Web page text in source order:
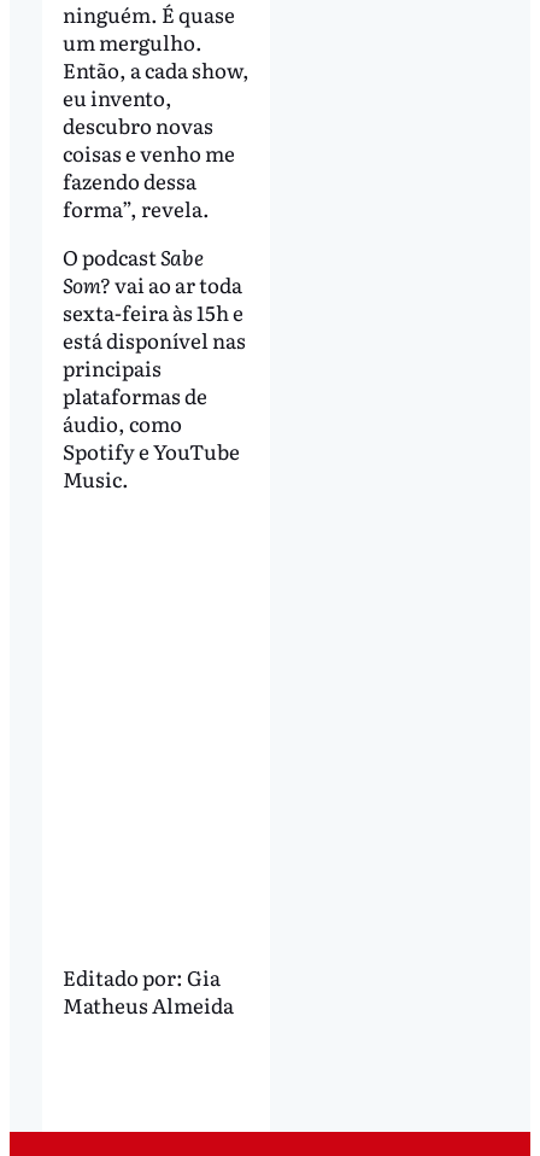
ninguém. É quase
um mergulho.
Então, a cada show,
eu invento,
descubro novas
coisas e venho me
fazendo dessa
forma”, revela.
O podcastSabe
Som?vai ao ar toda
sexta-feira às 15h e
está disponível nas
principais
plataformas de
áudio, como
Spotify e YouTube
Music.
Editado por: Gia
Matheus Almeida